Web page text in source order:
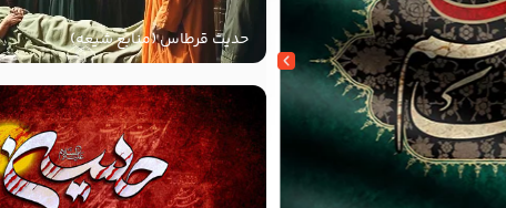
حدیث قرطاس (منابع شیعه)